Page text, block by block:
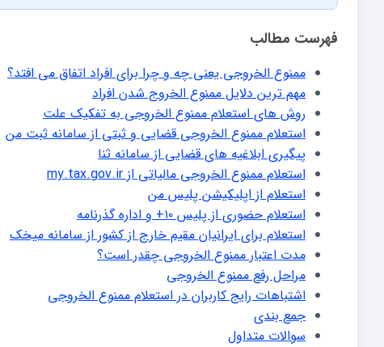
فهرست مطالب
ممنوع الخروجی یعنی چه و چرا برای افراد اتفاق می افتد؟
مهم ترین دلایل ممنوع الخروج شدن افراد
روش های استعلام ممنوع الخروجی به تفکیک علت
استعلام ممنوع الخروجی قضایی و ثبتی از سامانه ثبت من
پیگیری ابلاغیه های قضایی از سامانه ثنا
استعلام ممنوع الخروجی مالیاتی از my.tax.gov.ir
استعلام از اپلیکیشن پلیس من
استعلام حضوری از پلیس ۱۰+ و اداره گذرنامه
استعلام برای ایرانیان مقیم خارج از کشور از سامانه میخک
مدت اعتبار ممنوع الخروجی چقدر است؟
مراحل رفع ممنوع الخروجی
اشتباهات رایج کاربران در استعلام ممنوع الخروجی
جمع بندی
سوالات متداول